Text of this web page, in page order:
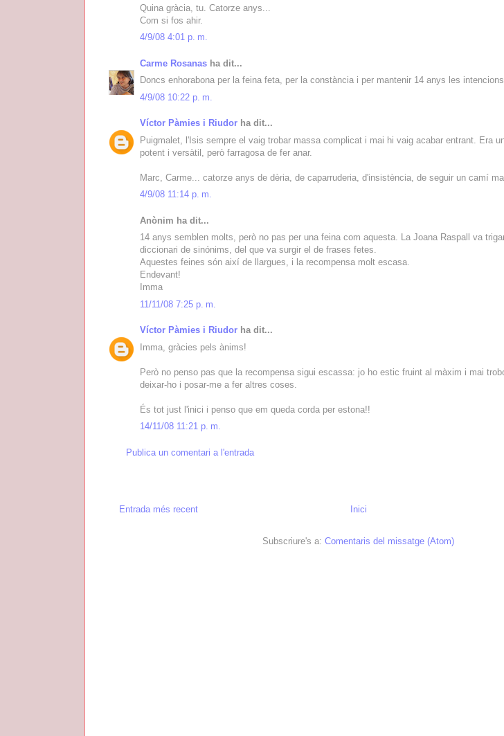
Quina gràcia, tu. Catorze anys...
Com si fos ahir.
4/9/08 4:01 p. m.
Carme Rosanas ha dit...
Doncs enhorabona per la feina feta, per la constància i per mantenir 14 anys les
4/9/08 10:22 p. m.
Víctor Pàmies i Riudor ha dit...
Puigmalet, l'Isis sempre el vaig trobar massa complicat i mai hi vaig acabar entrant. Era
potent i versàtil, però farragosa de fer anar.
Marc, Carme... catorze anys de dèria, de caparruderia, d'insistència, de seguir un camí
4/9/08 11:14 p. m.
Anònim ha dit...
14 anys semblen molts, però no pas per una feina com aquesta. La Joana Raspall va
diccionari de sinónims, del que va surgir el de frases fetes.
Aquestes feines són així de llargues, i la recompensa molt escasa.
Endevant!
Imma
11/11/08 7:25 p. m.
Víctor Pàmies i Riudor ha dit...
Imma, gràcies pels ànims!
Però no penso pas que la recompensa sigui escassa: jo ho estic fruint al màxim i mai
deixar-ho i posar-me a fer altres coses.
És tot just l'inici i penso que em queda corda per estona!!
14/11/08 11:21 p. m.
Publica un comentari a l'entrada
Entrada més recent Inici
Subscriure's a: Comentaris del missatge (Atom)